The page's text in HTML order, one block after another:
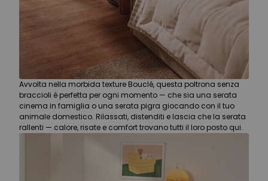
Avvolta nella morbida texture Bouclé, questa poltrona senza
braccioli è perfetta per ogni momento — che sia una serata
cinema in famiglia o una serata pigra giocando con il tuo
animale domestico. Rilassati, distenditi e lascia che la serata
rallenti — calore, risate e comfort trovano tutti il loro posto qui.